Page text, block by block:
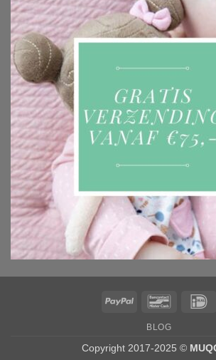
PayPal
BLOG
Copyright 2017-2025 ©